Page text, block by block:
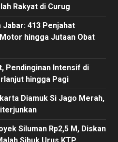
Rakyat di Curug
413 Penjahat
hingga Jutaan Obat
Pendinginan Intensif di
hingga Pagi
Diamuk Si Jago Merah,
Siluman Rp2,5 M, Diskan
Sibuk Urus KTP